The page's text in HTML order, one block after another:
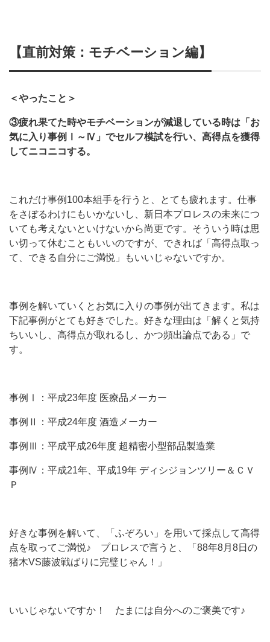
【直前対策：モチベーション編】
＜やったこと＞
③疲れ果てた時やモチベーションが減退している時は「お
気に入り事例Ⅰ～Ⅳ」でセルフ模試を行い、高得点を獲得
してニコニコする。
これだけ事例100本組手を行うと、とても疲れます。仕事
をさぼるわけにもいかないし、新日本プロレスの未来につ
いても考えないといけないから尚更です。そういう時は思
い切って休むこともいいのですが、できれば「高得点取っ
て、できる自分にご満悦」もいいじゃないですか。
事例を解いていくとお気に入りの事例が出てきます。私は
下記事例がとても好きでした。好きな理由は「解くと気持
ちいいし、高得点が取れるし、かつ頻出論点である」で
す。
事例Ⅰ：平成23年度 医療品メーカー
事例Ⅱ：平成24年度 酒造メーカー
事例Ⅲ：平成平成26年度 超精密小型部品製造業
事例Ⅳ：平成21年、平成19年 ディシジョンツリー＆ＣＶ
Ｐ
好きな事例を解いて、「ふぞろい」を用いて採点して高得
点を取ってご満悦♪ プロレスで言うと、「88年8月8日の
猪木VS藤波戦ばりに完璧じゃん！」
いいじゃないですか！ たまには自分へのご褒美です♪